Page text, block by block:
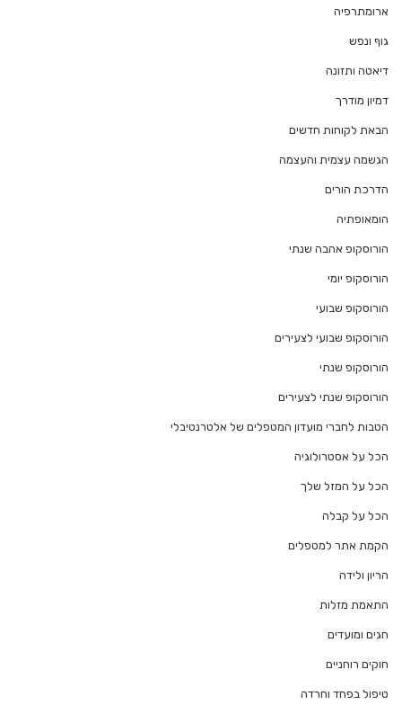
ארומתרפיה
גוף ונפש
דיאטה ותזונה
דמיון מודרך
הבאת לקוחות חדשים
הגשמה עצמית והעצמה
הדרכת הורים
הומאופתיה
הורוסקופ אהבה שנתי
הורוסקופ יומי
הורוסקופ שבועי
הורוסקופ שבועי לצעירים
הורוסקופ שנתי
הורוסקופ שנתי לצעירים
הטבות לחברי מועדון המטפלים של אלטרנטיבלי
הכל על אסטרולוגיה
הכל על המזל שלך
הכל על קבלה
הקמת אתר למטפלים
הריון ולידה
התאמת מזלות
חגים ומועדים
חוקים רוחניים
טיפול בפחד וחרדה